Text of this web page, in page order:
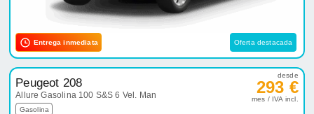
Entrega inmediata Oferta destacada
Peugeot 208
Allure Gasolina 100 S&S 6 Vel. Man
Gasolina
desde
293 €
mes / IVA incl.